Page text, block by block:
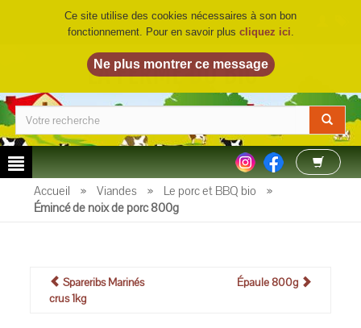
LA FERME DU BIO©
Accueil » Viandes » Le porc et BBQ bio
»
Émincé de noix de porc 800g
Spareribs Marinés
crus 1kg
Épaule 800g
Ce site utilise des cookies nécessaires à son bon
fonctionnement. Pour en savoir plus cliquez ici.